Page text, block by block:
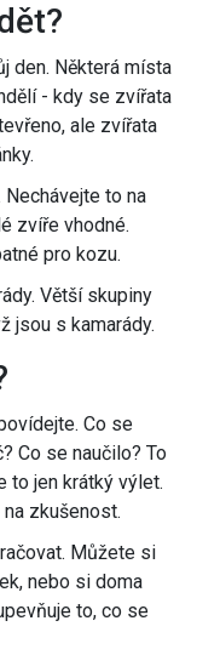
den. Některá místa
- kdy se zvířata
ale zvířata
to na
zvíře vhodné.
pro kozu.
Větší skupiny
jsou s kamarády.
Co se
Co se naučilo? To
to jen krátký výlet.
zkušenost.
Můžete si
nebo si doma
to, co se